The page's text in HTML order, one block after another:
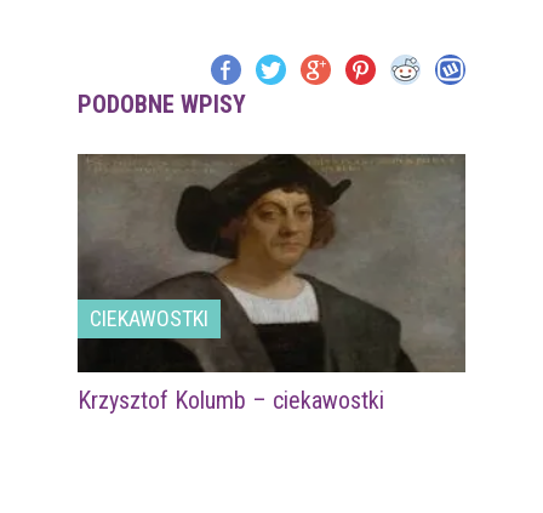
PODOBNE WPISY
CIEKAWOSTKI
Krzysztof Kolumb – ciekawostki